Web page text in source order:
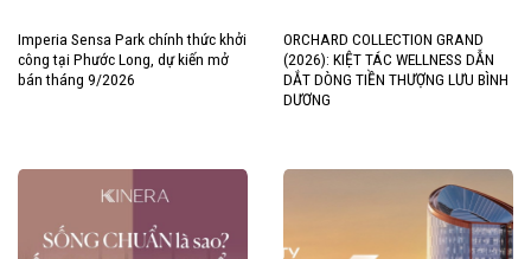
Imperia Sensa Park chính thức khởi
công tại Phước Long, dự kiến mở
bán tháng 9/2026
ORCHARD COLLECTION GRAND
(2026): KIỆT TÁC WELLNESS DẪN
DẮT DÒNG TIỀN THƯỢNG LƯU BÌNH
DƯƠNG